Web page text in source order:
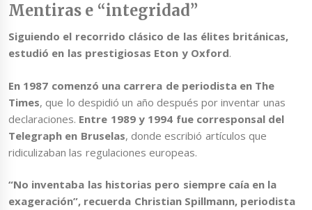
Mentiras e “integridad”
Siguiendo el recorrido clásico de las élites británicas,
estudió en las prestigiosas Eton y Oxford.
En 1987 comenzó una carrera de periodista en The
Times, que lo despidió un año después por inventar unas
declaraciones. Entre 1989 y 1994 fue corresponsal del
Telegraph en Bruselas, donde escribió artículos que
ridiculizaban las regulaciones europeas.
“No inventaba las historias pero siempre caía en la
exageración”, recuerda Christian Spillmann, periodista